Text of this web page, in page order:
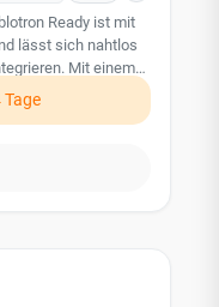
Ready ist mit
lässt sich nahtlos
Mit einem
m³ pro Auslösung
Zeit. Die
ml ermöglicht eine